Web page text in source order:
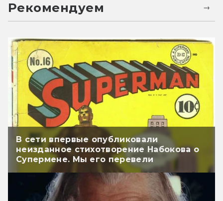
Рекомендуем
В сети впервые опубликовали
неизданное стихотворение Набокова о
Супермене. Мы его перевели